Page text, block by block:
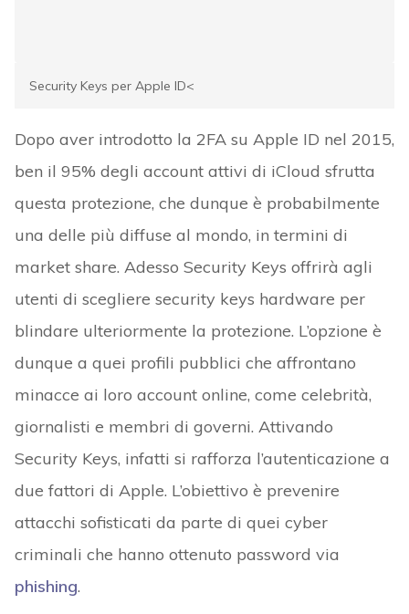
Security Keys per Apple ID<
Dopo aver introdotto la 2FA su Apple ID nel 2015,
ben il 95% degli account attivi di iCloud sfrutta
questa protezione, che dunque è probabilmente
una delle più diffuse al mondo, in termini di
market share. Adesso Security Keys offrirà agli
utenti di scegliere security keys hardware per
blindare ulteriormente la protezione. L’opzione è
dunque a quei profili pubblici che affrontano
minacce ai loro account online, come celebrità,
giornalisti e membri di governi. Attivando
Security Keys, infatti si rafforza l’autenticazione a
due fattori di Apple. L’obiettivo è prevenire
attacchi sofisticati da parte di quei cyber
criminali che hanno ottenuto password via
phishing.